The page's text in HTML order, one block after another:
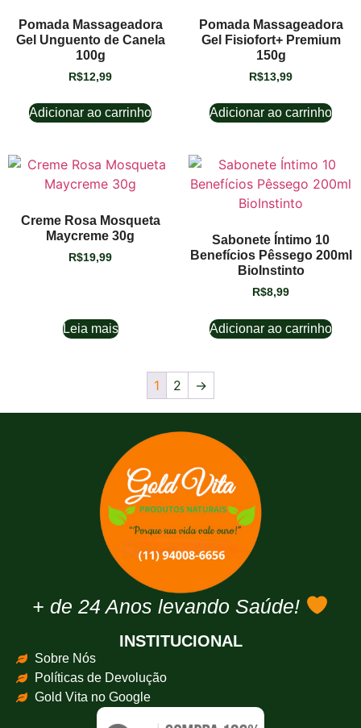
Pomada Massageadora
Gel Unguento de Canela
100g
R$12,99
Adicionar ao carrinho
Pomada Massageadora
Gel Fisiofort+ Premium
150g
R$13,99
Adicionar ao carrinho
Creme Rosa Mosqueta
Maycreme 30g
R$19,99
Leia mais
Sabonete Íntimo 10
Benefícios Pêssego 200ml
BioInstinto
R$8,99
Adicionar ao carrinho
1 2 →
+ de 24 Anos levando Saúde!
INSTITUCIONAL
Sobre Nós
Políticas de Devolução
Gold Vita no Google